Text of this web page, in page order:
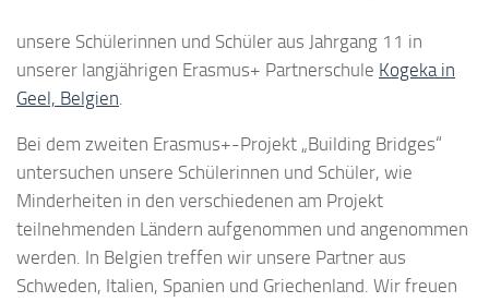
unsere Schülerinnen und Schüler aus Jahrgang 11 in
unserer langjährigen Erasmus+ Partnerschule Kogeka in
Geel, Belgien
Bei dem zweiten Erasmus+-Projekt „Building Bridges“
untersuchen unsere Schülerinnen und Schüler, wie
Minderheiten in den verschiedenen am Projekt
teilnehmenden Ländern aufgenommen und angenommen
werden. In Belgien treffen wir unsere Partner aus
Schweden, Italien, Spanien und Griechenland. Wir freuen